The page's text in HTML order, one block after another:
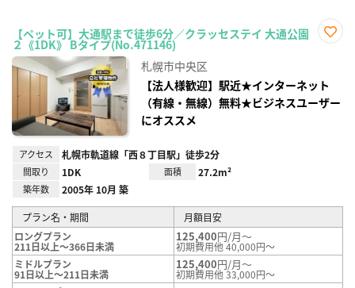
【ペット可】大通駅まで徒歩6分／クラッセステイ 大通公園
２《1DK》 Bタイプ(No.471146)
録
札幌市中央区
【法人様歓迎】駅近★インターネット
（有線・無線）無料★ビジネスユーザー
にオススメ
アクセス 札幌市軌道線「西８丁目駅」徒歩2分
間取り 1DK 面積 27.2m²
築年数 2005年 10月 築
プラン名・期間
月額目安
ロングプラン
211日以上～366日未満
125,400円/月～
初期費用他 40,000円～
ミドルプラン
91日以上～211日未満
125,400円/月～
初期費用他 33,000円～